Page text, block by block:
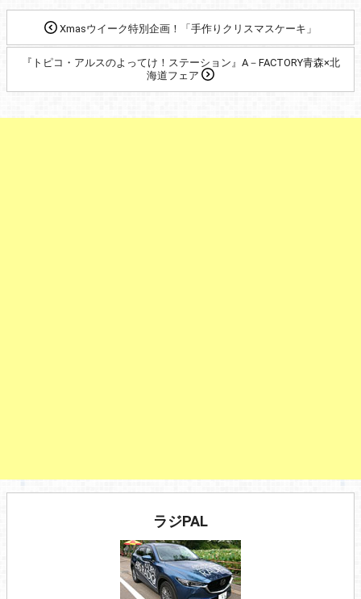
Xmasウイーク特別企画！「手作りクリスマスケーキ」
『トピコ・アルスのよってけ！ステーション』A－FACTORY青森×北
海道フェア
ラジPAL